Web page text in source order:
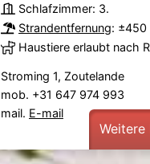
Schlafzimmer: 3.
Strandentfernung: ±450
Haustiere erlaubt nach
Stroming 1, Zoutelande
mob. +31 647 974 993
mail. E-mail
Weitere